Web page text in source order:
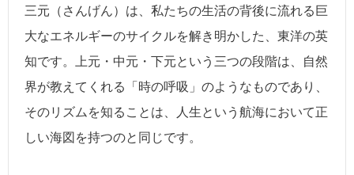
三元（さんげん）は、私たちの生活の背後に流れる巨
大なエネルギーのサイクルを解き明かした、東洋の英
知です。上元・中元・下元という三つの段階は、自然
界が教えてくれる「時の呼吸」のようなものであり、
そのリズムを知ることは、人生という航海において正
しい海図を持つのと同じです。